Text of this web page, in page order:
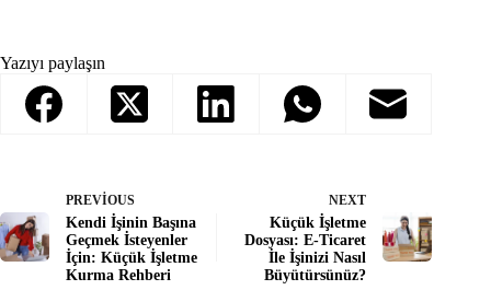
Yazıyı paylaşın
PREVIOUS
Kendi İşinin Başına
Geçmek İsteyenler
İçin: Küçük İşletme
Kurma Rehberi
NEXT
Küçük İşletme
Dosyası: E-Ticaret
İle İşinizi Nasıl
Büyütürsünüz?